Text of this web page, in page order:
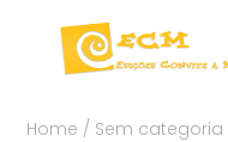
Home / Sem categoria